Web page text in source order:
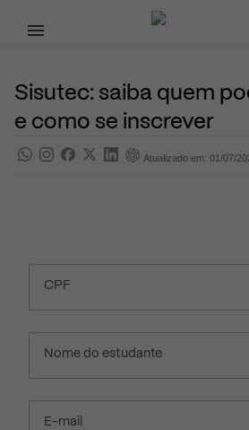
Pular para o conteúdo principal
Sisutec: saiba quem
e como se inscrever
Atualizado em: 01/07/
CPF
Nome do estudante
E-mail